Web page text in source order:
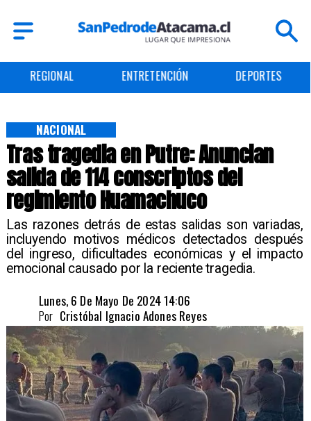
ENTRETENCIÓN DEPORTES CULTURA
Tras tragedia en Putre: Anuncian
salida de 114 conscriptos del
regimiento Huamachuco
​Las razones detrás de estas salidas son variadas,
incluyendo motivos médicos detectados después
del ingreso, dificultades económicas y el impacto
emocional causado por la reciente tragedia.
NACIONAL
Lunes, 6 De Mayo De 2024 14:06
Cristóbal Ignacio Adones Reyes
Por